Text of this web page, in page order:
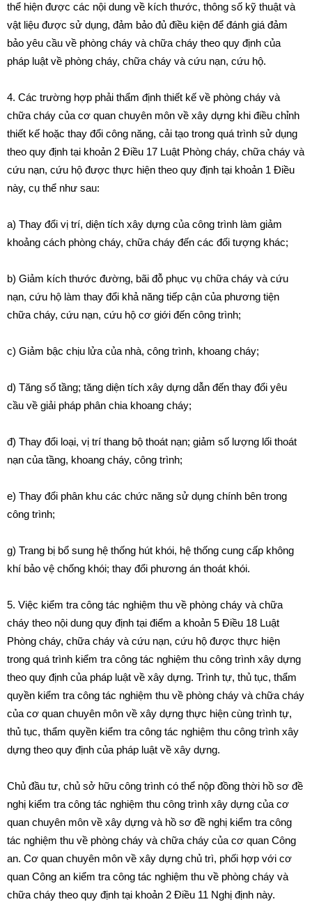
thể hiện được các nội dung về kích thước, thông số kỹ thuật và
vật liệu được sử dụng, đảm bảo đủ điều kiện để đánh giá đảm
bảo yêu cầu về phòng cháy và chữa cháy theo quy định của
pháp luật về phòng cháy, chữa cháy và cứu nạn, cứu hộ.
4. Các trường hợp phải thẩm định thiết kế về phòng cháy và
chữa cháy của cơ quan chuyên môn về xây dựng khi điều chỉnh
thiết kế hoặc thay đổi công năng, cải tạo trong quá trình sử dụng
theo quy định tại khoản 2 Điều 17 Luật Phòng cháy, chữa cháy và
cứu nạn, cứu hộ được thực hiện theo quy định tại khoản 1 Điều
này, cụ thể như sau:
a) Thay đổi vị trí, diện tích xây dựng của công trình làm giảm
khoảng cách phòng cháy, chữa cháy đến các đối tượng khác;
b) Giảm kích thước đường, bãi đỗ phục vụ chữa cháy và cứu
nạn, cứu hộ làm thay đổi khả năng tiếp cận của phương tiện
chữa cháy, cứu nạn, cứu hộ cơ giới đến công trình;
c) Giảm bậc chịu lửa của nhà, công trình, khoang cháy;
d) Tăng số tầng; tăng diện tích xây dựng dẫn đến thay đổi yêu
cầu về giải pháp phân chia khoang cháy;
đ) Thay đổi loại, vị trí thang bộ thoát nạn; giảm số lượng lối thoát
nạn của tầng, khoang cháy, công trình;
e) Thay đổi phân khu các chức năng sử dụng chính bên trong
công trình;
g) Trang bị bổ sung hệ thống hút khói, hệ thống cung cấp không
khí bảo vệ chống khói; thay đổi phương án thoát khói.
5. Việc kiểm tra công tác nghiệm thu về phòng cháy và chữa
cháy theo nội dung quy định tại điểm a khoản 5 Điều 18 Luật
Phòng cháy, chữa cháy và cứu nạn, cứu hộ được thực hiện
trong quá trình kiểm tra công tác nghiệm thu công trình xây dựng
theo quy định của pháp luật về xây dựng. Trình tự, thủ tục, thẩm
quyền kiểm tra công tác nghiệm thu về phòng cháy và chữa cháy
của cơ quan chuyên môn về xây dựng thực hiện cùng trình tự,
thủ tục, thẩm quyền kiểm tra công tác nghiệm thu công trình xây
dựng theo quy định của pháp luật về xây dựng.
Chủ đầu tư, chủ sở hữu công trình có thể nộp đồng thời hồ sơ đề
nghị kiểm tra công tác nghiệm thu công trình xây dựng của cơ
quan chuyên môn về xây dựng và hồ sơ đề nghị kiểm tra công
tác nghiệm thu về phòng cháy và chữa cháy của cơ quan Công
an. Cơ quan chuyên môn về xây dựng chủ trì, phối hợp với cơ
quan Công an kiểm tra công tác nghiệm thu về phòng cháy và
chữa cháy theo quy định tại khoản 2 Điều 11 Nghị định này.